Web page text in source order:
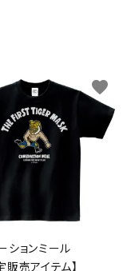
ションミール
販売アイテム】
favorite